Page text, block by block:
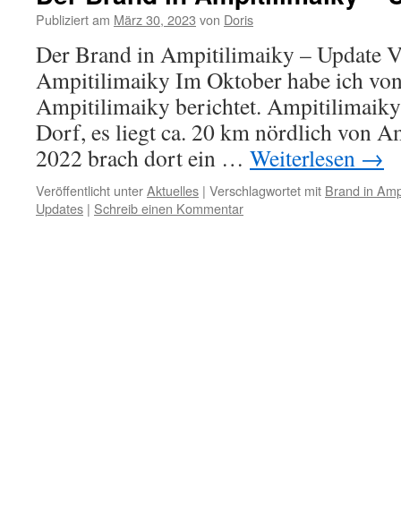
Publiziert am März 30, 2023 von Doris
Der Brand in Ampitilimaiky – Update
Ampitilimaiky Im Oktober habe ich
Ampitilimaiky berichtet. Ampitilimaiky
Dorf, es liegt ca. 20 km nördlich von
2022 brach dort ein … Weiterlesen →
Veröffentlicht unterAktuelles | Verschlagwortet mit Brand in
Updates | Schreib einen Kommentar